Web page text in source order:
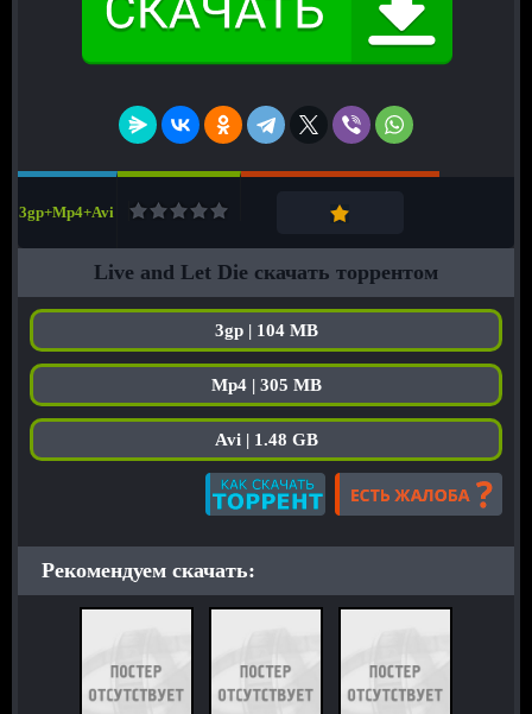
3gp+Mp4+Avi
Live and Let Die скачать торрентом
3gp | 104 MB
Mp4 | 305 MB
Avi | 1.48 GB
Рекомендуем скачать: